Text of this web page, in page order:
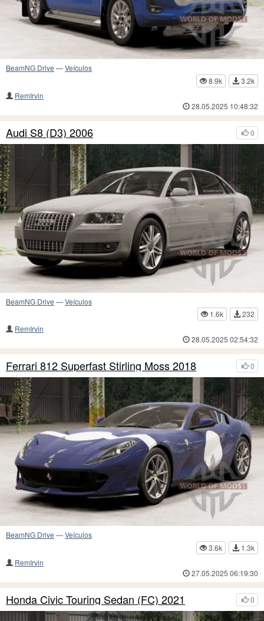
BeamNG Drive —Veículos
8.9k
3.2k
RemIrvin
28.05.2025 10:48:32
0
Audi S8 (D3) 2006
BeamNG Drive —Veículos
1.6k
232
RemIrvin
28.05.2025 02:54:32
0
Ferrari 812 Superfast Stirling Moss 2018
BeamNG Drive —Veículos
3.6k
1.3k
RemIrvin
27.05.2025 06:19:30
0
Honda Civic Touring Sedan (FC) 2021